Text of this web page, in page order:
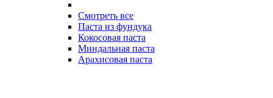
Смотреть все
Паста из фундука
Кокосовая паста
Миндальная паста
Арахисовая паста